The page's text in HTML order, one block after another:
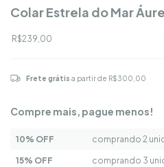
Colar Estrela do Mar
R$239,00
Frete grátis a partir de R$300,00
Compre mais, pague menos!
10% OFF comprando 2
15% OFF comprando 3